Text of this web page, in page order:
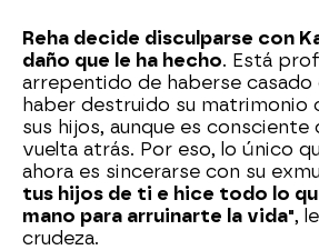
Reha decide disculparse con
daño que le ha hecho. Está
arrepentido de haberse casado
haber destruido su matrimonio
sus hijos, aunque es consciente
vuelta atrás. Por eso, lo único
ahora es sincerarse con su
tus hijos de ti e hice todo lo
mano para arruinarte la vida",
crudeza.